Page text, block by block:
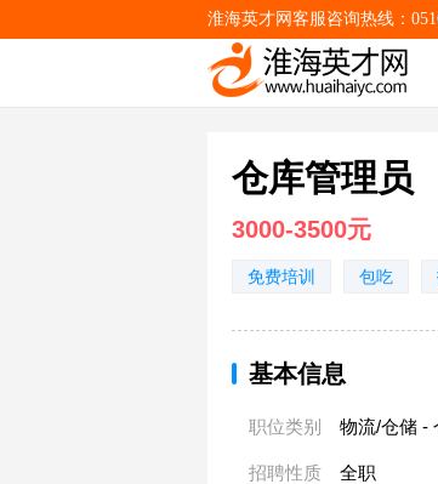
淮海英才网客服咨询热线：
仓库管理员
3000-3500元
免费培训 包吃
基本信息
职位类别 物流/仓储 -
招聘性质 全职